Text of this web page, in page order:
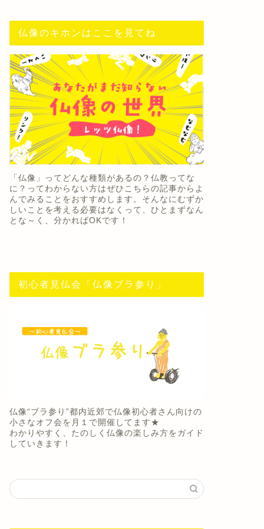
仏像のキホンはここを見てね
「仏像」ってどんな種類があるの？仏教ってな
に？ってわからない方はぜひこちらの記事からよ
んでみることをおすすめします。そんなにむずか
しいことを考える必要はなくって、ひとまずなん
とな～く、分かればOKです！
初心者見仏会「仏像ブラ参り」
仏像“ブラ参り”都内近郊で仏像初心者さん向けの
小さなオフ会を月１で開催してます★
わかりやすく、たのしく仏像の楽しみ方をガイド
していきます！